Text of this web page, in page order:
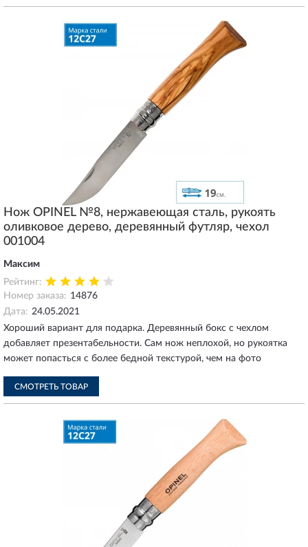
Нож OPINEL №8, нержавеющая сталь, рукоять
оливковое дерево, деревянный футляр, чехол
001004
Максим
Рейтинг:
Номер заказа: 14876
Дата: 24.05.2021
Хороший вариант для подарка. Деревянный бокс с чехлом
добавляет презентабельности. Сам нож неплохой, но рукоятка
может попасться с более бедной текстурой, чем на фото
СМОТРЕТЬ ТОВАР